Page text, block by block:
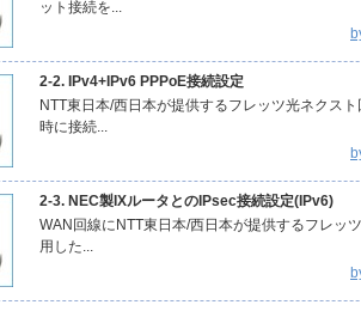
ット接続を...
2-2. IPv4+IPv6 PPPoE接続設定
NTT東日本/西日本が提供するフレッツ光ネクス
時に接続...
2-3. NEC製IXルータとのIPsec接続設定(IPv6)
WAN回線にNTT東日本/西日本が提供するフレッ
用した...